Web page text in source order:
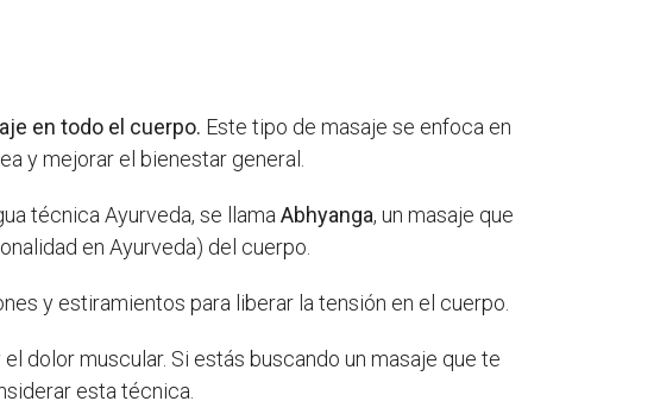
en todo el cuerpo. Este tipo de masaje se enfoca en
y mejorar el bienestar general.
técnica Ayurveda, se llamaAbhyanga, un masaje que
en Ayurveda) del cuerpo.
y estiramientos para liberar la tensión en el cuerpo.
dolor muscular. Si estás buscando un masaje que te
esta técnica.